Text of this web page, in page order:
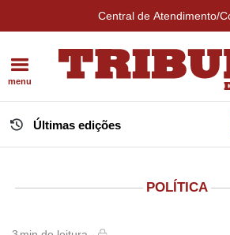
Central de Atendimento/
menu
Últimas edições
POLÍTICA